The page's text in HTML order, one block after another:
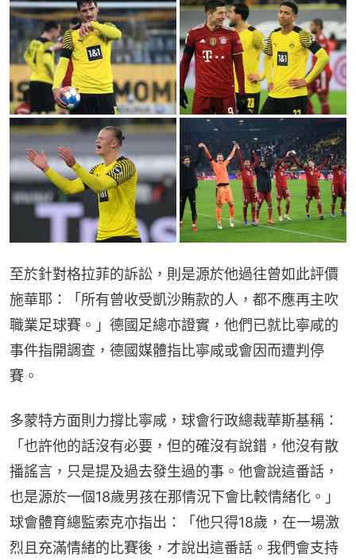
至於針對格拉菲的訴訟，則是源於他過往曾如此評價
施華耶：「所有曾收受凱沙賄款的人，都不應再主吹
職業足球賽。」德國足總亦證實，他們已就比寧咸的
事件指開調查，德國媒體指比寧咸或會因而遭判停
賽。
多蒙特方面則力撐比寧咸，球會行政總裁華斯基稱：
「也許他的話沒有必要，但的確沒有說錯，他沒有散
播謠言，只是提及過去發生過的事。他會說這番話，
也是源於一個18歲男孩在那情況下會比較情緒化。」
球會體育總監索克亦指出：「他只得18歲，在一場激
烈且充滿情緒的比賽後，才說出這番話。我們會支持